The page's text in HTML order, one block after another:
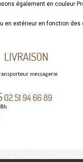
également en couleur
en extérieur en fonction